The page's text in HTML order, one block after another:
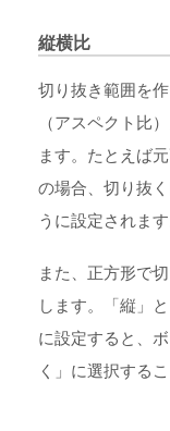
縦横比
切り抜き範囲を
（アスペクト比
ます。たとえば
の場合、切り抜
うに設定されます
また、正方形で
します。「縦」
に設定すると、
く」に選択する